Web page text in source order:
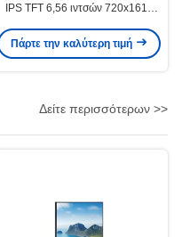
IPS TFT 6,56 ιντσών 720x1612
MIPI
Πάρτε την καλύτερη τιμή
Δείτε περισσότερων >>